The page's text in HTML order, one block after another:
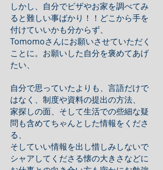
しかし、自分でビザやお家を調べてみ
ると難しい事ばかり！！どこから手を
付けていいかも分からず、
Tomomoさんにお願いさせていただく
ことに。お願いした自分を褒めてあげ
たい、
自分で思っていたよりも、言語だけで
はなく、制度や資料の提出の方法、
家探しの面、そして生活での些細な疑
問も含めてちゃんとした情報をくださ
る、
そしていい情報を出し惜しみしないで
シャアしてくださる懐の大きさなどに